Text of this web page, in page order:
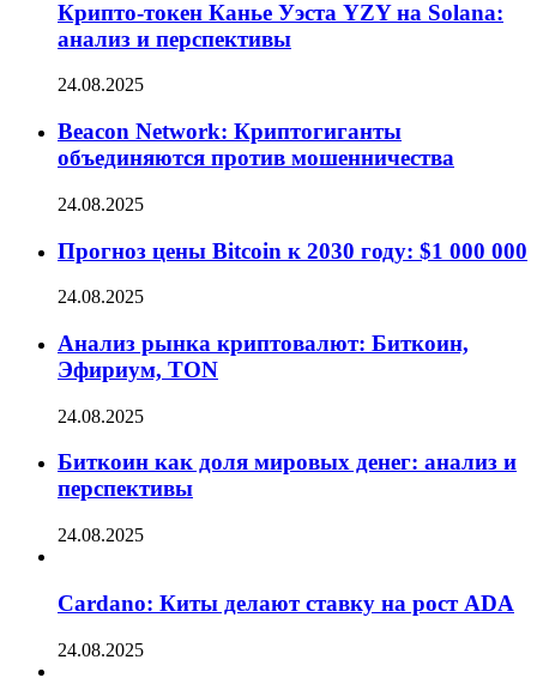
Крипто-токен Канье Уэста YZY на Solana:
анализ и перспективы
24.08.2025
Beacon Network: Криптогиганты
объединяются против мошенничества
24.08.2025
Прогноз цены Bitcoin к 2030 году: $1 000 000
24.08.2025
Анализ рынка криптовалют: Биткоин,
Эфириум, TON
24.08.2025
Биткоин как доля мировых денег: анализ и
перспективы
24.08.2025
Cardano: Киты делают ставку на рост ADA
24.08.2025